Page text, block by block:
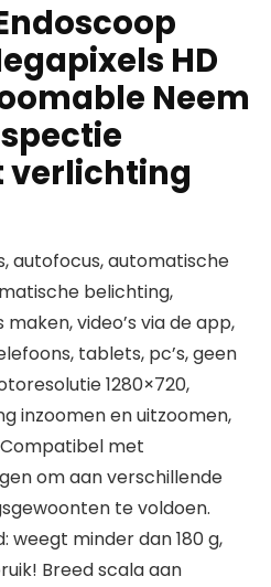
HD
Neem
verlichting
autofocus, automatische
belichting,
video’s via de app,
tablets, pc’s, geen
1280×720,
inzoomen en uitzoomen,
met
om aan verschillende
te voldoen.
weegt minder dan 180 g,
Breed scala aan